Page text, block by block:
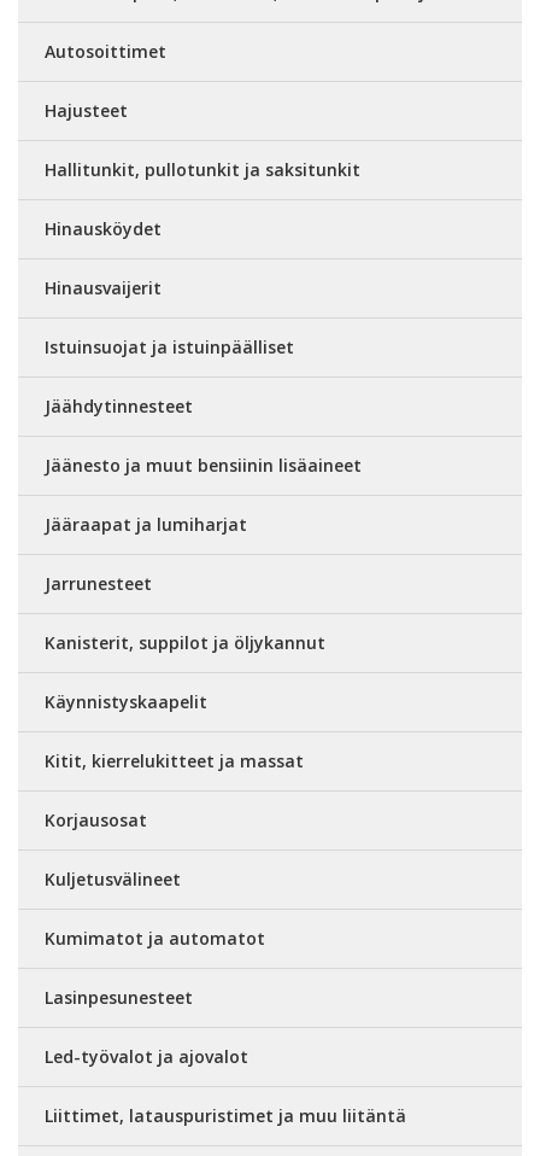
Autosoittimet
Hajusteet
Hallitunkit, pullotunkit ja saksitunkit
Hinausköydet
Hinausvaijerit
Istuinsuojat ja istuinpäälliset
Jäähdytinnesteet
Jäänesto ja muut bensiinin lisäaineet
Jääraapat ja lumiharjat
Jarrunesteet
Kanisterit, suppilot ja öljykannut
Käynnistyskaapelit
Kitit, kierrelukitteet ja massat
Korjausosat
Kuljetusvälineet
Kumimatot ja automatot
Lasinpesunesteet
Led-työvalot ja ajovalot
Liittimet, latauspuristimet ja muu liitäntä